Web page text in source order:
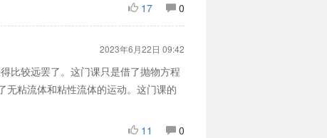
17
0
2023年6月22日 09:42
比较远罢了。这门课只是借了抛物方程
无粘流体和粘性流体的运动。这门课的
11
0